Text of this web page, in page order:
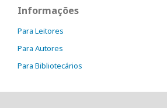
Informações
Para Leitores
Para Autores
Para Bibliotecários